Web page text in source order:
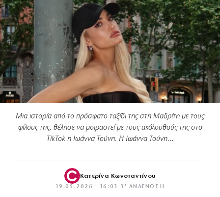
Μια ιστορία από το πρόσφατο ταξίδι της στη Μαδρίτη με τους
φίλους της, θέλησε να μοιραστεί με τους ακόλουθούς της στο
TikTok η Ιωάννα Τούνη. Η Ιωάννα Τούνη…
Κατερίνα Κωνσταντίνου
19.05.2026 · 16:03 · 3′ ΑΝΆΓΝΩΣΗ